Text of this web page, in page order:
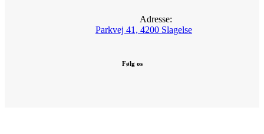
Adresse:
Parkvej 41, 4200 Slagelse
Følg os